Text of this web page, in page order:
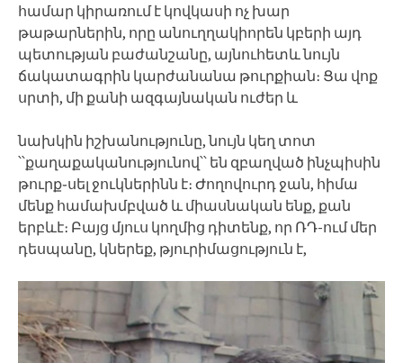
համար կիրառում է կովկասի ոչ խար
թաթարներին, որը անուղղակիորեն կբերի այդ
պետության բաժանշանը, այնուհետև նույն
ճակատագրին կարժանանա թուրքիան։ Ցա վոք
սրտի, մի քանի ազգայնական ուժեր և
նախկին իշխանությունը, նույն կեղ տոտ
՝՝քաղաքականությունով՝՝ են զբաղված ինչպիսին
թուրք֊սել ջուկներինն է։ Ժողովուրդ ջան, հիմա
մենք համախմբված և միասնական ենք, քան
երբևէ։ Բայց մյուս կողմից դիտենք, որ ՌԴ-ում մեր
դեսպանը, կներեք, թյուրիմացություն է,